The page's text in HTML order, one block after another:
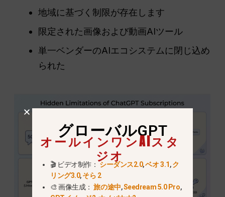
地域に基づく制限が存在します
限定された画像および動画AIツール
単一ベンダーのAIエコシステムに閉じ込め
られた
グローバルGPT
オールインワンAIスタ
ジオ
🎬 ビデオ制作：シーダンス2.0,ベオ 3.1,ク
リング3.0,そら 2
🎨 画像生成：旅の途中,Seedream 5.0 Pro,